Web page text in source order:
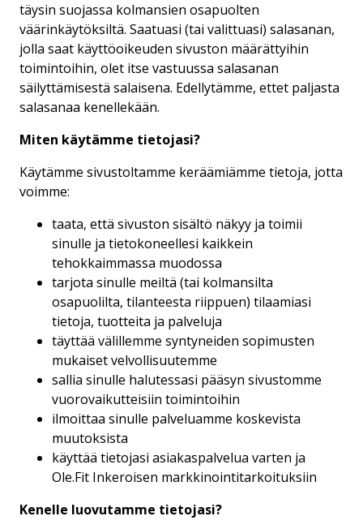
täysin suojassa kolmansien osapuolten
väärinkäytöksiltä. Saatuasi (tai valittuasi) salasanan,
jolla saat käyttöoikeuden sivuston määrättyihin
toimintoihin, olet itse vastuussa salasanan
säilyttämisestä salaisena. Edellytämme, ettet paljasta
salasanaa kenellekään.
Miten käytämme tietojasi?
Käytämme sivustoltamme keräämiämme tietoja, jotta
voimme:
taata, että sivuston sisältö näkyy ja toimii
sinulle ja tietokoneellesi kaikkein
tehokkaimmassa muodossa
tarjota sinulle meiltä (tai kolmansilta
osapuolilta, tilanteesta riippuen) tilaamiasi
tietoja, tuotteita ja palveluja
täyttää välillemme syntyneiden sopimusten
mukaiset velvollisuutemme
sallia sinulle halutessasi pääsyn sivustomme
vuorovaikutteisiin toimintoihin
ilmoittaa sinulle palveluamme koskevista
muutoksista
käyttää tietojasi asiakaspalvelua varten ja
Ole.Fit Inkeroisen markkinointitarkoituksiin
Kenelle luovutamme tietojasi?